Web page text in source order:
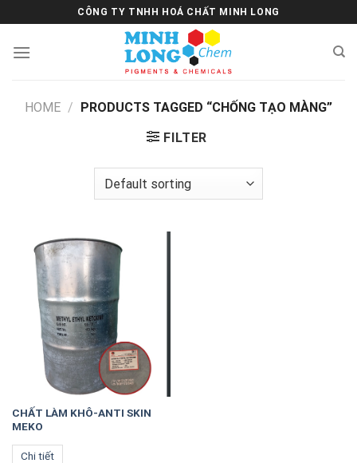
to
content
CÔNG TY TNHH HOÁ CHẤT MINH LONG
HOME / PRODUCTS TAGGED “CHỐNG TẠO MÀNG”
FILTER
CHẤT LÀM KHÔ-ANTI SKIN
MEKO
Chi tiết